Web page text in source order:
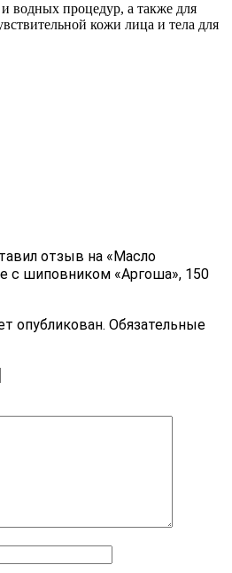
водных процедур, а также для
кожи лица и тела для
отзыв на «Масло
с шиповником «Аргоша», 150
опубликован. Обязательные